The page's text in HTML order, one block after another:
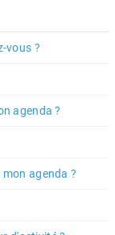
vous ?
agenda ?
agenda ?